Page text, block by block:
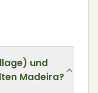
und
Madeira?